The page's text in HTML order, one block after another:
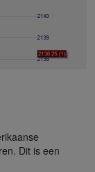
Dit is een